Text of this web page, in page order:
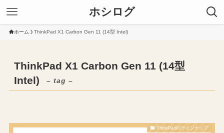
ホシログ
ホーム ThinkPad X1 Carbon Gen 11 (14型 Intel)
ThinkPad X1 Carbon Gen 11 (14型
Intel)
– tag –
ThinkPadのラインナップ